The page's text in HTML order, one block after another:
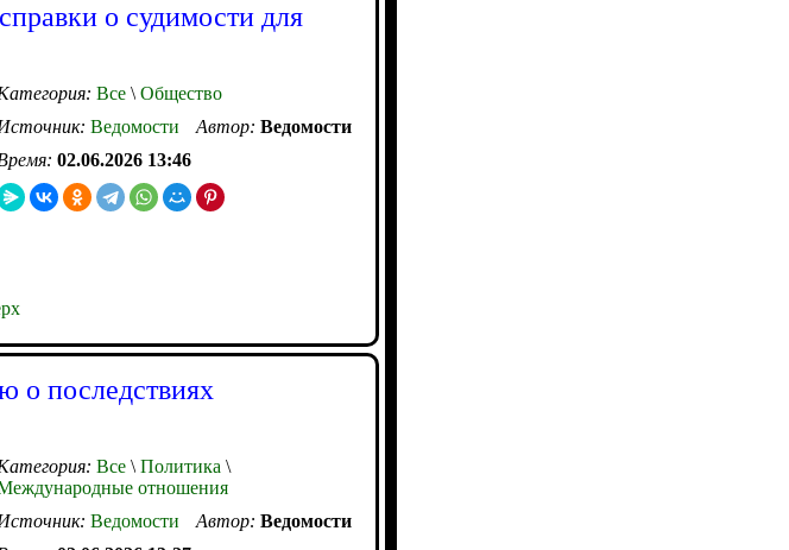
о судимости для
Все \ Общество
Ведомости Автор: Ведомости
02.06.2026 13:46
о последствиях
Все \ Политика \
отношения
Ведомости Автор: Ведомости